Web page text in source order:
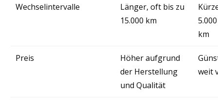
Wechselintervalle
Länger, oft bis zu
15.000 km
km
Preis
Höher aufgrund
der Herstellung
und Qualität
weit